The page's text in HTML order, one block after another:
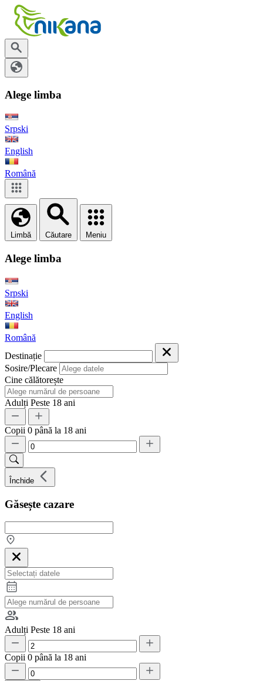
Alege limba
Srpski
English
Română
Limbă Căutare Meniu
Alege limba
Srpski
English
Română
Destinație
Sosire/Plecare
Cine călătorește
Adulți Peste 18 ani
Copii 0 până la 18 ani
Închide
Găsește cazare
Adulți Peste 18 ani
Copii 0 până la 18 ani